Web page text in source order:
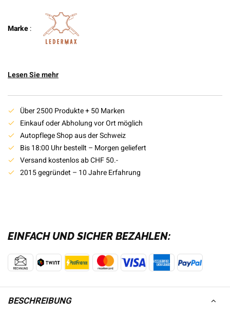
Marke:
Lesen Sie mehr
Über 2500 Produkte + 50 Marken
Einkauf oder Abholung vor Ort möglich
Autopflege Shop aus der Schweiz
Bis 18:00 Uhr bestellt – Morgen geliefert
Versand kostenlos ab CHF 50.-
2015 gegründet – 10 Jahre Erfahrung
EINFACH UND SICHER BEZAHLEN:
BESCHREIBUNG